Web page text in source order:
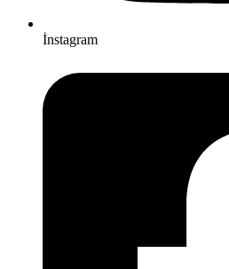
İnstagram